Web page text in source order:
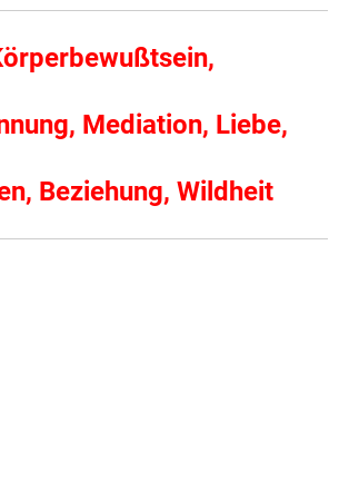
Mediation, Liebe,
Beziehung, Wildheit